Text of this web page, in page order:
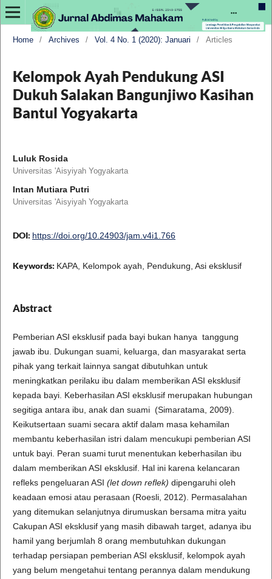
Home / Archives / Vol. 4 No. 1 (2020): Januari / Articles
Kelompok Ayah Pendukung ASI
Dukuh Salakan Bangunjiwo Kasihan
Bantul Yogyakarta
Luluk Rosida
Universitas 'Aisyiyah Yogyakarta
Intan Mutiara Putri
Universitas 'Aisyiyah Yogyakarta
DOI: https://doi.org/10.24903/jam.v4i1.766
Keywords: KAPA, Kelompok ayah, Pendukung, Asi eksklusif
Abstract
Pemberian ASI eksklusif pada bayi bukan hanya tanggung
jawab ibu. Dukungan suami, keluarga, dan masyarakat serta
pihak yang terkait lainnya sangat dibutuhkan untuk
meningkatkan perilaku ibu dalam memberikan ASI eksklusif
kepada bayi. Keberhasilan ASI eksklusif merupakan hubungan
segitiga antara ibu, anak dan suami (Simaratama, 2009).
Keikutsertaan suami secara aktif dalam masa kehamilan
membantu keberhasilan istri dalam mencukupi pemberian ASI
untuk bayi. Peran suami turut menentukan keberhasilan ibu
dalam memberikan ASI eksklusif. Hal ini karena kelancaran
refleks pengeluaran ASI (let down reflek) dipengaruhi oleh
keadaan emosi atau perasaan (Roesli, 2012). Permasalahan
yang ditemukan selanjutnya dirumuskan bersama mitra yaitu
Cakupan ASI eksklusif yang masih dibawah target, adanya ibu
hamil yang berjumlah 8 orang membutuhkan dukungan
terhadap persiapan pemberian ASI eksklusif, kelompok ayah
yang belum mengetahui tentang perannya dalam mendukung